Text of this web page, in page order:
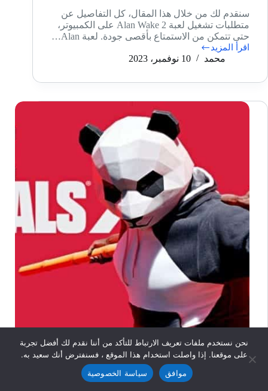
سنقدم لك من خلال هذا المقال، كل التفاصيل عن
متطلبات تشغيل لعبة Alan Wake 2 على الكمبيوتر،
حتى تتمكن من الاستمتاع بأقصى جودة. لعبة Alan…
اقرأ المزيد
متطلبات
Alan
2
محمد 10 نوفمبر، 2023
أخبار المنصــات
نحن نستخدم ملفات تعريف الارتباط للتأكد من أننا نقدم لك أفضل تجربة
على موقعنا. إذا واصلت استخدام هذا الموقع ، فسنفترض أنك سعيد به.
موافق
سياسة الخصوصية